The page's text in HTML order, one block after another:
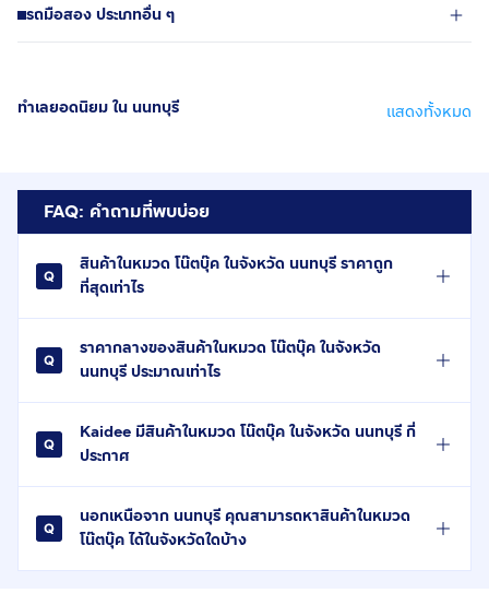
รถมือสอง ประเภทอื่น ๆ
ทำเลยอดนิยม ใน นนทบุรี แสดงทั้งหมด
FAQ: คำถามที่พบบ่อย
สินค้าในหมวด โน๊ตบุ๊ค ในจังหวัด นนทบุรี ราคาถูก
ที่สุดเท่าไร
ราคากลางของสินค้าในหมวด โน๊ตบุ๊ค ในจังหวัด
นนทบุรี ประมาณเท่าไร
Kaidee มีสินค้าในหมวด โน๊ตบุ๊ค ในจังหวัด นนทบุรี กี่
ประกาศ
นอกเหนือจาก นนทบุรี คุณสามารถหาสินค้าในหมวด
โน๊ตบุ๊ค ได้ในจังหวัดใดบ้าง